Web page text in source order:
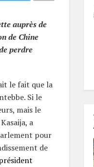
auprès de
de Chine
perdre
le fait que la
Si le
mais le
a
pour
de